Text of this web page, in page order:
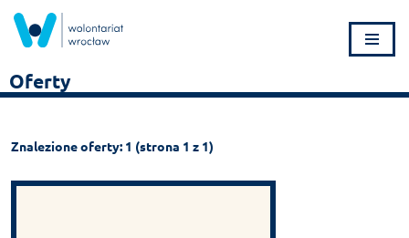
Przejdź
do
treści
Oferty
Znalezione oferty: 1 (strona 1 z 1)